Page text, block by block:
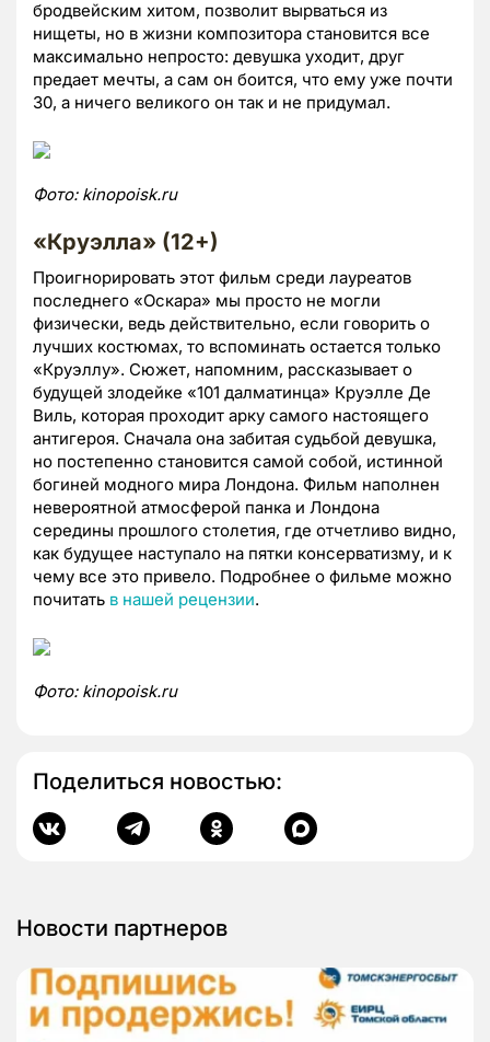
бродвейским хитом, позволит вырваться из
нищеты, но в жизни композитора становится все
максимально непросто: девушка уходит, друг
предает мечты, а сам он боится, что ему уже почти
30, а ничего великого он так и не придумал.
Фото: kinopoisk.ru
«Круэлла» (12+)
Проигнорировать этот фильм среди лауреатов
последнего «Оскара» мы просто не могли
физически, ведь действительно, если говорить о
лучших костюмах, то вспоминать остается только
«Круэллу». Сюжет, напомним, рассказывает о
будущей злодейке «101 далматинца» Круэлле Де
Виль, которая проходит арку самого настоящего
антигероя. Сначала она забитая судьбой девушка,
но постепенно становится самой собой, истинной
богиней модного мира Лондона. Фильм наполнен
невероятной атмосферой панка и Лондона
середины прошлого столетия, где отчетливо видно,
как будущее наступало на пятки консерватизму, и к
чему все это привело. Подробнее о фильме можно
почитать в нашей рецензии.
Фото: kinopoisk.ru
Поделиться новостью:
Новости партнеров